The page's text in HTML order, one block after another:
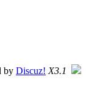
by Discuz! X3.1